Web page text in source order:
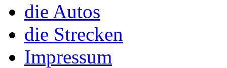
die Autos
die Strecken
Impressum